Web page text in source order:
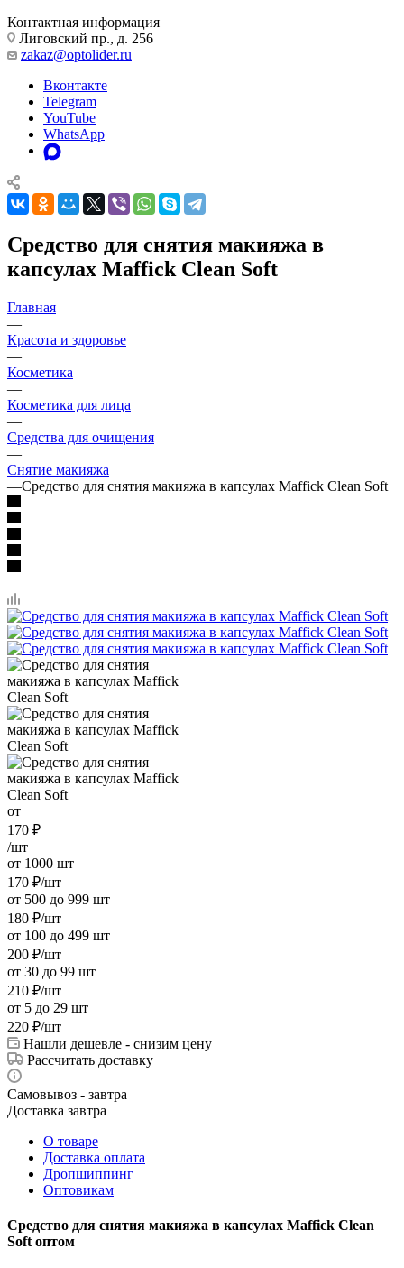
Контактная информация
Лиговский пр., д. 256
zakaz@optolider.ru
Вконтакте
Telegram
YouTube
WhatsApp
Средство для снятия макияжа в
капсулах Maffick Clean Soft
Главная
—
Красота и здоровье
—
Косметика
—
Косметика для лица
—
Средства для очищения
—
Снятие макияжа
—Средство для снятия макияжа в капсулах Maffick Clean Soft
от
170 ₽
/шт
от 1000 шт
170 ₽/шт
от 500 до 999 шт
180 ₽/шт
от 100 до 499 шт
200 ₽/шт
от 30 до 99 шт
210 ₽/шт
от 5 до 29 шт
220 ₽/шт
Нашли дешевле - снизим цену
Рассчитать доставку
Самовывоз - завтра
Доставка завтра
О товаре
Доставка оплата
Дропшиппинг
Оптовикам
Средство для снятия макияжа в капсулах Maffick Clean
Soft оптом